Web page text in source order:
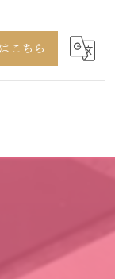
こちら